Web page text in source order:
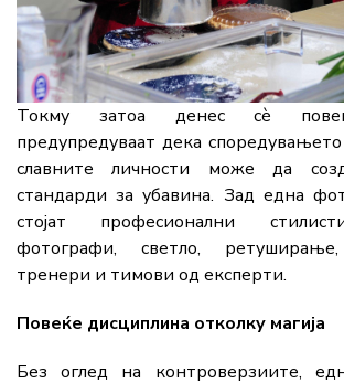
Токму затоа денес сè
предупредуваат дека
славните личности може да
стандарди за убавина. Зад една
стојат професионални
фотографи, светло, ретуширање,
тренери и тимови од експерти.
Повеќе дисциплина отколку магија
Без оглед на контроверзиите,